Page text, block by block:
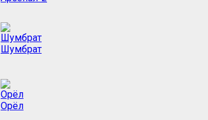
Шумбрат
Орёл